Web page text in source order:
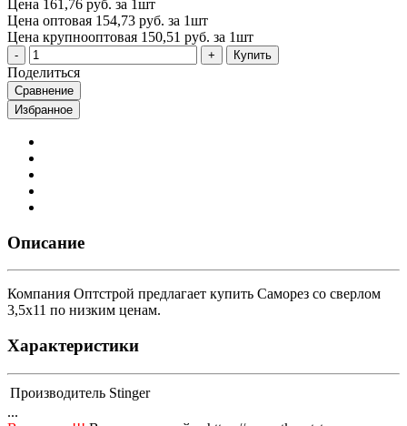
Цена 161,76 руб. за 1шт
Цена оптовая 154,73 руб. за 1шт
Цена крупнооптовая 150,51 руб. за 1шт
Купить
Поделиться
Сравнение
Избранное
Описание
Компания Оптстрой предлагает купить Саморез со сверлом
3,5х11 по низким ценам.
Характеристики
Производитель Stinger
...